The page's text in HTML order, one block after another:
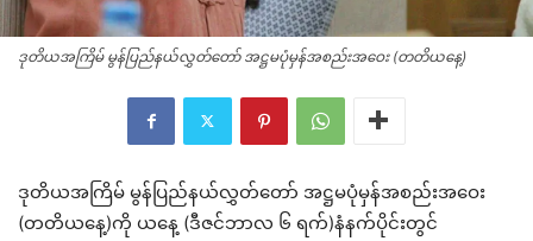
ဒုတိယအကြိမ် မွန်ပြည်နယ်လွှတ်တော် အဋ္ဌမပုံမှန်အစည်းအဝေး (တတိယနေ့)
ဒုတိယအကြိမ် မွန်ပြည်နယ်လွှတ်တော် အဋ္ဌမပုံမှန်အစည်းအဝေး
(တတိယနေ့)ကို ယနေ့ (ဒီဇင်ဘာလ ၆ ရက်)နံနက်ပိုင်းတွင်